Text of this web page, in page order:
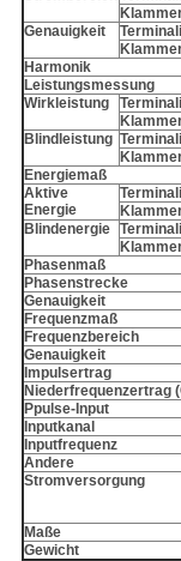
Genauigkeit
Harmonik
Leistungsmessung
Wirkleistung
Blindleistung
Energiemaß
Aktive
Energie
Blindenergie
Phasenmaß
Phasenstrecke
Genauigkeit
Frequenzmaß
Frequenzbereich
Genauigkeit
Impulsertrag
Niederfrequenzertrag
Ppulse-Input
Inputkanal
Inputfrequenz
Andere
Stromversorgung
Maße
Gewicht